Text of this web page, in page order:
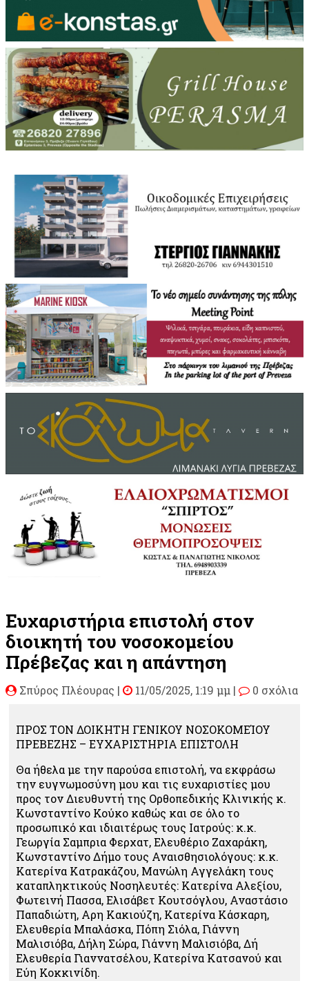
Ευχαριστήρια επιστολή στον
διοικητή του νοσοκομείου
Πρέβεζας και η απάντηση
Σπύρος Πλέουρας | 11/05/2025, 1:19 μμ | 0 σχόλια
ΠΡΟΣ ΤΟΝ ΔΟΙΚΗΤΗ ΓΕΝΙΚΟΥ ΝΟΣΟΚΟΜΕΊΟΥ
ΠΡΕΒΕΖΗΣ – ΕΥΧΑΡΙΣΤΗΡΙΑ ΕΠΙΣΤΟΛΗ
Θα ήθελα με την παρούσα επιστολή, να εκφράσω
την ευγνωμοσύνη μου και τις ευχαριστίες μου
προς τον Διευθυντή της Ορθοπεδικής Κλινικής κ.
Κωνσταντίνο Κούκο καθώς και σε όλο το
προσωπικό και ιδιαιτέρως τους Ιατρούς: κ.κ.
Γεωργία Σαμπρια Φερχατ, Ελευθέριο Ζαχαράκη,
Κωνσταντίνο Δήμο τους Αναισθησιολόγους: κ.κ.
Κατερίνα Κατρακάζου, Μανώλη Αγγελάκη τους
καταπληκτικούς Νοσηλευτές: Κατερίνα Αλεξίου,
Φωτεινή Πασσα, Ελισάβετ Κουτσόγλου, Αναστάσιο
Παπαδιώτη, Αρη Κακιούζη, Κατερίνα Κάσκαρη,
Ελευθερία Μπαλάσκα, Πόπη Σιόλα, Γιάννη
Μαλισιόβα, Δήλη Σώρα, Γιάννη Μαλισιόβα, Δή
Ελευθερία Γιαννατσέλου, Κατερίνα Κατσανού και
Εύη Κοκκινίδη.